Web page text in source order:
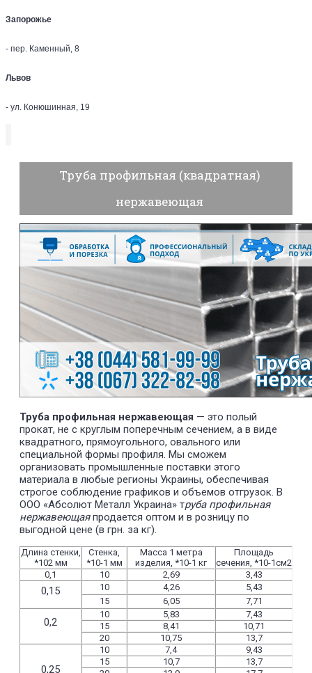
Запорожье
- пер. Каменный, 8
Львов
- ул. Конюшинная, 19
Труба профильная (квадратная)
нержавеющая
Труба профильная нержавеющая — это полый
прокат, не с круглым поперечным сечением, а в виде
квадратного, прямоугольного, овального или
специальной формы профиля. Мы сможем
организовать промышленные поставки этого
материала в любые регионы Украины, обеспечивая
строгое соблюдение графиков и объемов отгрузок. В
ООО «Абсолют Металл Украина» труба профильная
нержавеющаяпродается оптом и в розницу по
выгодной цене (в грн. за кг).
Длина стенки,
*102 мм
Стенка,
*10-1 мм
Масса 1 метра
изделия, *10-1 кг
Площадь
сечения, *10-1см2
0,1
10 2,69 3,43
0,15 10 4,26
5,43
15
6,05 7,71
0,2
10 5,83
7,43
15
8,41
10,71
20
10,75 13,7
0,25
10 7,4
9,43
15
10,7
13,7